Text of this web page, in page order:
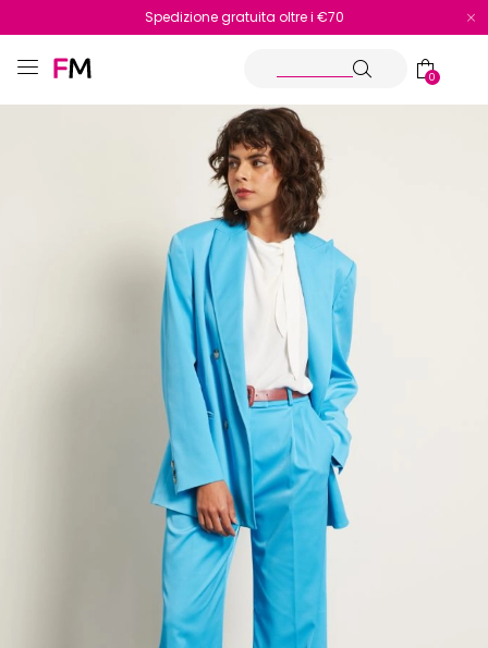
Reso facile e veloce
Spedizione gratuita oltre i €70
0